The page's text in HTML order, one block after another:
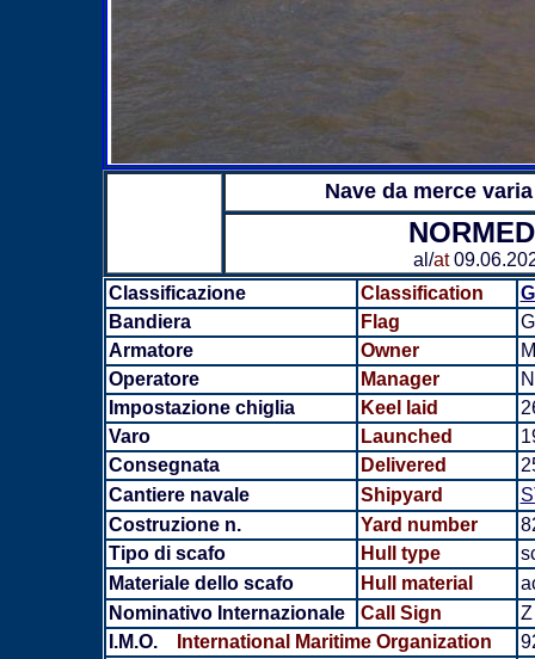
Nave da merce varia
al/at
Classificazione
Classification
Bandiera
Flag
Armatore
Owner
Operatore
Manager
Impostazione chiglia
Keel laid
Varo
Launched
Consegnata
Delivered
Cantiere navale
Shipyard
Costruzione n.
Yard number
Tipo di scafo
Hull type
Materiale dello scafo
Hull material
Nominativo Internazionale
Call Sign
I.M.O.
International Maritime Organization